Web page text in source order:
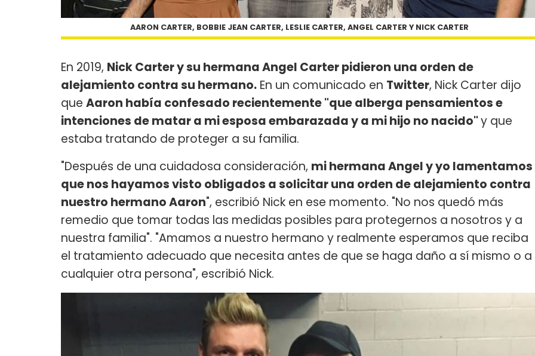
AARON CARTER, BOBBIE JEAN CARTER, LESLIE CARTER, ANGEL CARTER Y NICK CARTER
En 2019, Nick Carter y su hermana Angel Carter pidieron una orden de
alejamiento contra su hermano. En un comunicado en Twitter, Nick Carter dijo
que Aaron había confesado recientemente "que alberga pensamientos e
intenciones de matar a mi esposa embarazada y a mi hijo no nacido"y que
estaba tratando de proteger a su familia.
"Después de una cuidadosa consideración, mi hermana Angel y yo lamentamos
que nos hayamos visto obligados a solicitar una orden de alejamiento contra
nuestro hermano Aaron", escribió Nick en ese momento. "No nos quedó más
remedio que tomar todas las medidas posibles para protegernos a nosotros y a
nuestra familia". "Amamos a nuestro hermano y realmente esperamos que reciba
el tratamiento adecuado que necesita antes de que se haga daño a sí mismo o a
cualquier otra persona", escribió Nick.